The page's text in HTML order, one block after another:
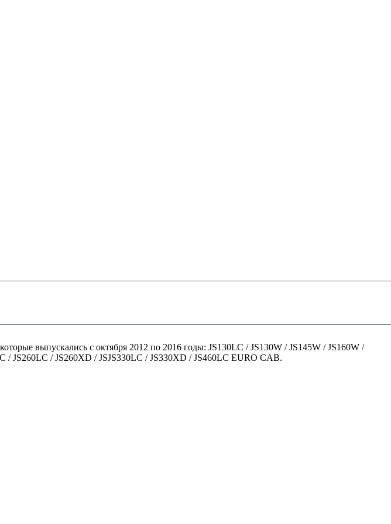
выпускались с октября 2012 по 2016 годы: JS130LC / JS130W / JS145W / JS160W /
/ JS260LC / JS260XD / JSJS330LC / JS330XD / JS460LC EURO CAB.